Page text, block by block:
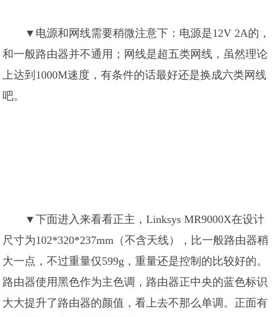
▼电源和网线需要稍微注意下：电源是12V 2A的，
和一般路由器并不通用；网线是超五类网线，虽然理论
上达到1000M速度，有条件的话最好还是换成六类网线
吧。
▼下面进入来看看正主，Linksys MR9000X在设计
尺寸为102*320*237mm（不含天线），比一般路由器稍
大一点，不过重量仅599g，重量还是控制的比较好的。
路由器使用黑色作为主色调，路由器正中央的蓝色标识
大大提升了路由器的颜值，看上去不那么单调。正面有